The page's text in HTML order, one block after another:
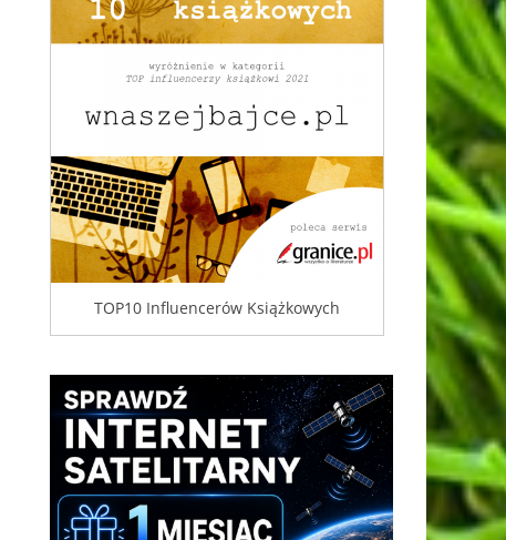
TOP10 Influencerów Książkowych